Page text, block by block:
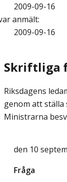
2009-09-16
anmält:
2009-09-16
Skriftliga
Riksdagens
genom att
Ministrarna
den 10
Fråga